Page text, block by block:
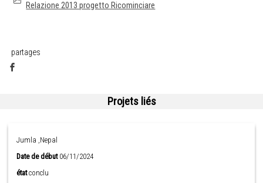
Relazione 2013 progetto Ricominciare
partages
Projets liés
Jumla ,Nepal
Date de début06/11/2024
état conclu